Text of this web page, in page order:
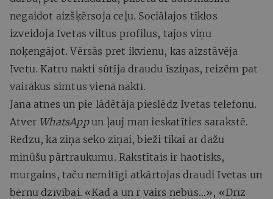
negaidot aizšķērsoja ceļu. Sociālajos tīklos
izveidoja Ivetas viltus profilus, tajos viņu
noķengājot. Vērsās pret ikvienu, kas aizstāvēja
Ivetu. Katru nakti sūtīja draudu īsziņas, reizēm pat
vairākus simtus vienā naktī.
Jana atnes un pie lādētāja pieslēdz Ivetas telefonu.
Atver WhatsAppun ļauj man ieskatīties sarakstē.
Redzu, ka ziņa seko ziņai, bieži tikai ar dažu
minūšu pārtraukumu. Rakstītais ir haotisks,
murgains, taču nemitīgi atkārtojas draudi Ivetas un
bērnu dzīvībai. «Kad a un r vairs nebūs…», «Drīz